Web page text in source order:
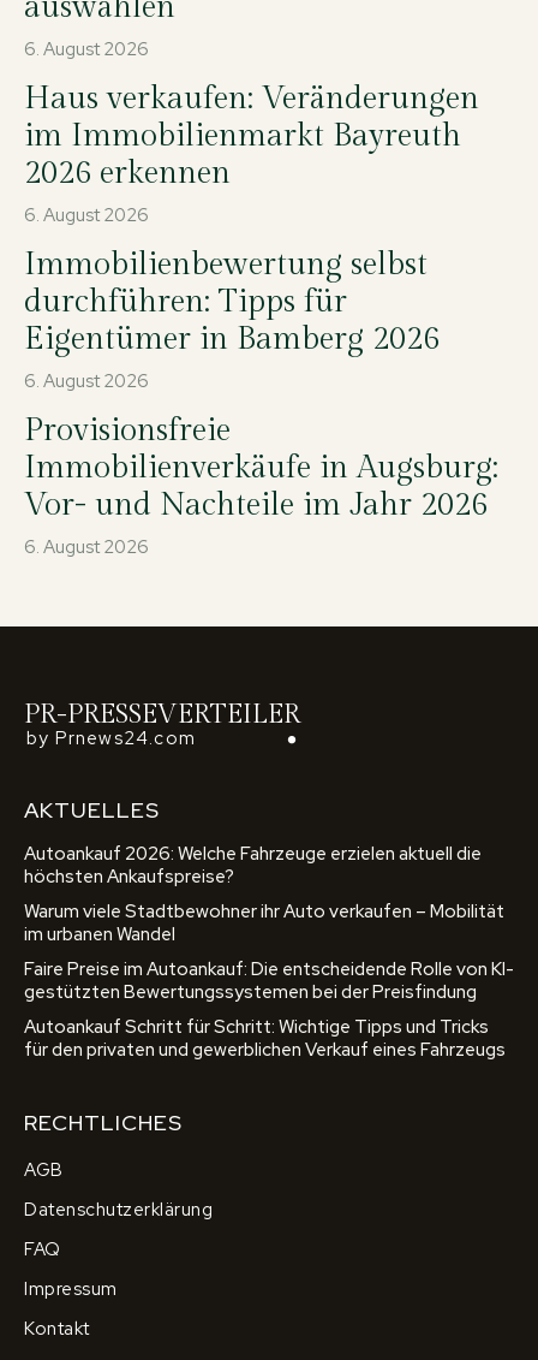
6. August 2026
Haus verkaufen: Veränderungen
im Immobilienmarkt Bayreuth
2026 erkennen
6. August 2026
Immobilienbewertung selbst
durchführen: Tipps für
Eigentümer in Bamberg 2026
6. August 2026
Provisionsfreie
Immobilienverkäufe in Augsburg:
Vor- und Nachteile im Jahr 2026
6. August 2026
PR-PRESSEVERTEILER
by Prnews24.com
AKTUELLES
Autoankauf 2026: Welche Fahrzeuge erzielen aktuell die
höchsten Ankaufspreise?
Warum viele Stadtbewohner ihr Auto verkaufen – Mobilität
im urbanen Wandel
Faire Preise im Autoankauf: Die entscheidende Rolle von KI-
gestützten Bewertungssystemen bei der Preisfindung
Autoankauf Schritt für Schritt: Wichtige Tipps und Tricks
für den privaten und gewerblichen Verkauf eines Fahrzeugs
RECHTLICHES
AGB
Datenschutzerklärung
FAQ
Impressum
Kontakt